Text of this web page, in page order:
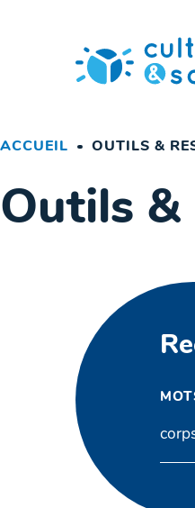
ACCUEIL OUTILS &
Outils &